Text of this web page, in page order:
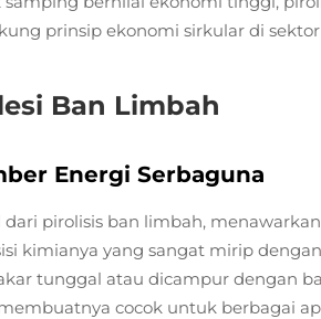
prinsip ekonomi sirkular di
Ban Limbah
Energi Serbaguna
dari pirolisis ban limbah,
kimianya yang sangat mirip
tunggal atau dicampur dengan
cocok untuk berbagai